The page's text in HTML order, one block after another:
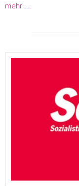
mehr …